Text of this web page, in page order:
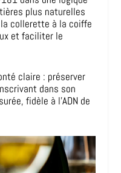
plus naturelles
collerette à la coiffe
et faciliter le
claire : préserver
dans son
fidèle à l’ADN de